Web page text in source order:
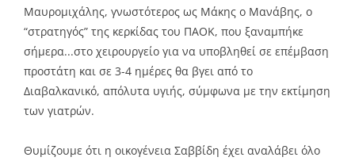
Μαυρομιχάλης, γνωστότερος ως Μάκης ο Μανάβης, ο
“στρατηγός” της κερκίδας του ΠΑΟΚ, που ξαναμπήκε
σήμερα...στο χειρουργείο για να υποβληθεί σε επέμβαση
προστάτη και σε 3-4 ημέρες θα βγει από το
Διαβαλκανικό, απόλυτα υγιής, σύμφωνα με την εκτίμηση
των γιατρών.
Θυμίζουμε ότι η οικογένεια Σαββίδη έχει αναλάβει όλο